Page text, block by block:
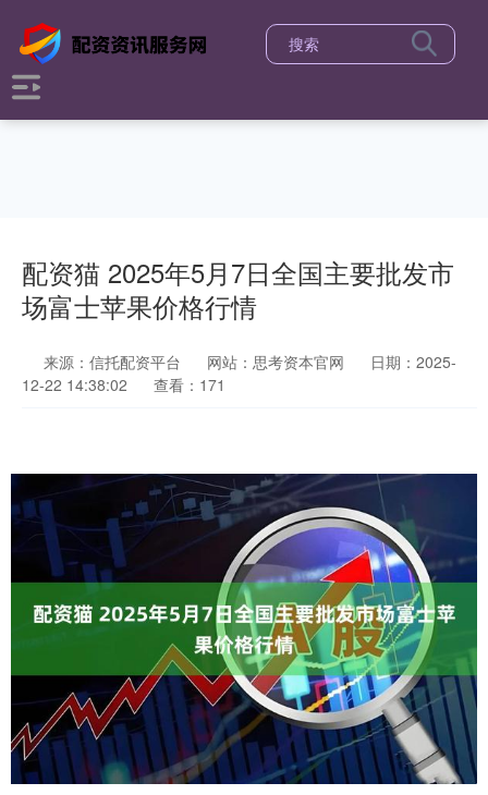
配资猫 2025年5月7日全国主要批发市
场富士苹果价格行情
来源：信托配资平台 网站：思考资本官网
日期：2025-
12-22 14:38:02
查看：171